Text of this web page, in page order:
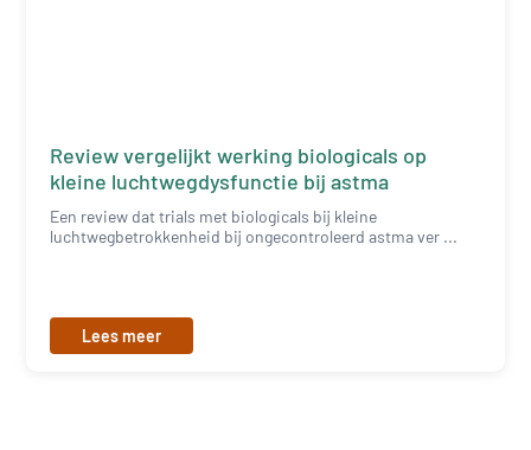
Review vergelijkt werking biologicals op
kleine luchtwegdysfunctie bij astma
Een review dat trials met biologicals bij kleine
luchtwegbetrokkenheid bij ongecontroleerd astma ver ...
Lees meer